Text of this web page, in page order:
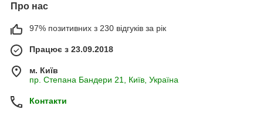
Про нас
97% позитивних з 230 відгуків за рік
Працює з 23.09.2018
м. Київ
пр. Степана Бандери 21, Київ, Україна
Контакти